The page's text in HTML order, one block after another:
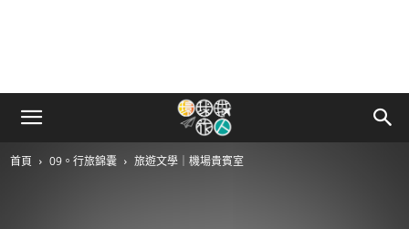
首頁 09。行旅錦囊 旅遊文學｜機場貴賓室